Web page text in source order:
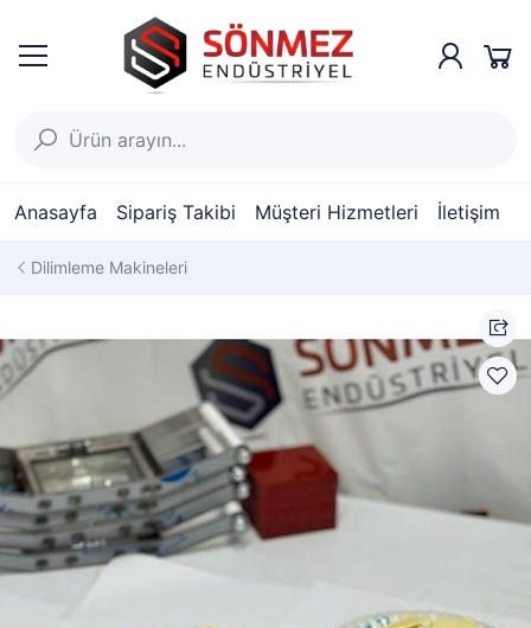
Anasayfa Sipariş Takibi Müşteri Hizmetleri İletişim
Dilimleme Makineleri